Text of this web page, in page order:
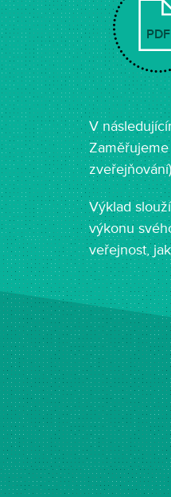
PDF
V
Výklad
výkonu
veřejnost,